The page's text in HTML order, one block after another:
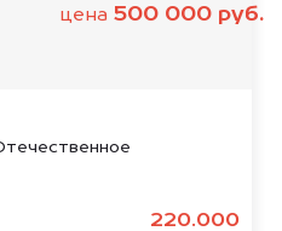
220.000
цена 500 000 руб.